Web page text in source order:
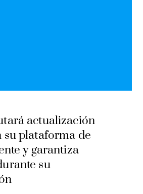
actualización
su plataforma de
y garantiza
su